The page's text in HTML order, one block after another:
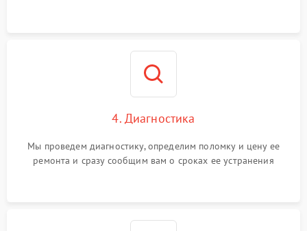
4. Диагностика
Мы проведем диагностику, определим поломку и цену ее
ремонта и сразу сообщим вам о сроках ее устранения